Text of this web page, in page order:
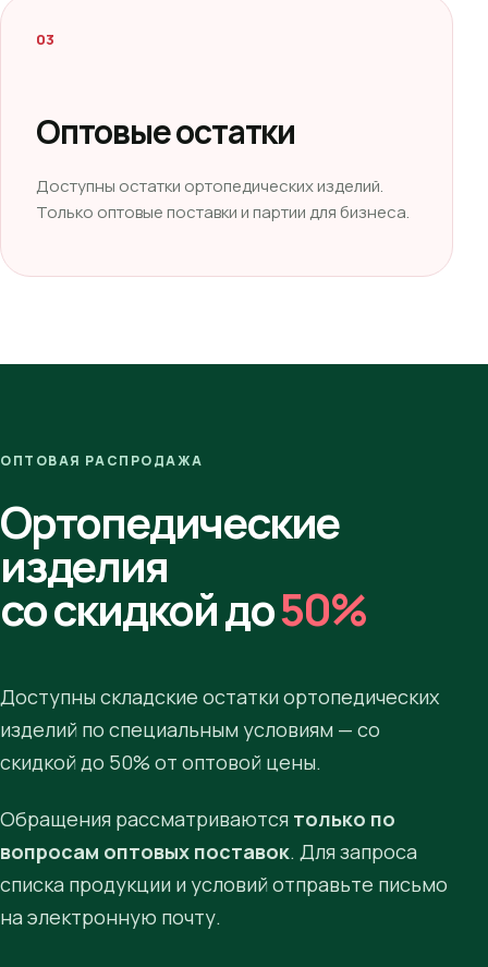
03
Оптовые остатки
Доступны остатки ортопедических изделий.
Только оптовые поставки и партии для бизнеса.
ОПТОВАЯ РАСПРОДАЖА
Ортопедические
изделия
со скидкой до50%
Доступны складские остатки ортопедических
изделий по специальным условиям — со
скидкой до 50% от оптовой цены.
Обращения рассматриваются только по
вопросам оптовых поставок. Для запроса
списка продукции и условий отправьте письмо
на электронную почту.